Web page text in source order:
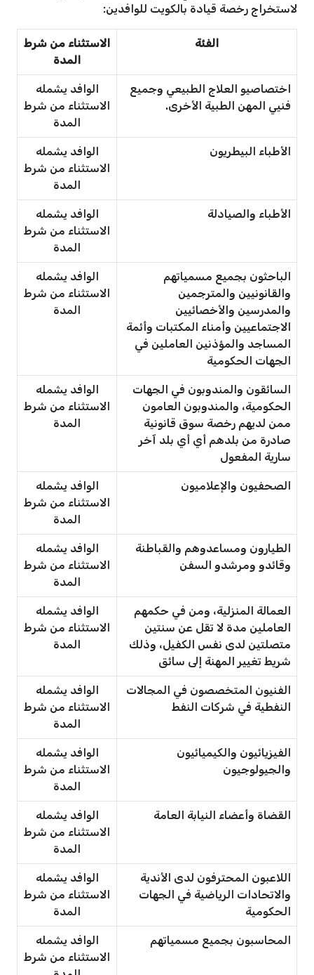
لاستخراج رخصة قيادة بالكويت للوافدين:
الفئة
الاستثناء من شرط
المدة
اختصاصيو العلاج الطبيعي وجميع
فنيي المهن الطبية الأخرى.
الوافد يشمله
الاستثناء من شرط
المدة
الأطباء البيطريون
الوافد يشمله
الاستثناء من شرط
المدة
الأطباء والصيادلة
الوافد يشمله
الاستثناء من شرط
المدة
الباحثون بجميع مسمياتهم
والقانونيين والمترجمين
والمدرسين والأخصائيين
الاجتماعيين وأمناء المكتبات وأئمة
المساجد والمؤذنين العاملين في
الجهات الحكومية
الوافد يشمله
الاستثناء من شرط
المدة
السائقون والمندوبون في الجهات
الحكومية، والمندوبون العامون
ممن لديهم رخصة سوق قانونية
صادرة من بلدهم أي أي بلد آخر
سارية المفعول
الوافد يشمله
الاستثناء من شرط
المدة
الصحفيون والإعلاميون
الوافد يشمله
الاستثناء من شرط
المدة
الطيارون ومساعدوهم والقباطنة
وقائدو ومرشدو السفن
الوافد يشمله
الاستثناء من شرط
المدة
العمالة المنزلية، ومن في حكمهم
العاملين مدة لا تقل عن سنتين
متصلتين لدى نفس الكفيل، وذلك
شريط تغيير المهنة إلى سائق
الوافد يشمله
الاستثناء من شرط
المدة
الفنيون المتخصصون في المجالات
النفطية في شركات النفط
الوافد يشمله
الاستثناء من شرط
المدة
الفيزيائيون والكيميائيون
والجيولوجيون
الوافد يشمله
الاستثناء من شرط
المدة
القضاة وأعضاء النيابة العامة
الوافد يشمله
الاستثناء من شرط
المدة
اللاعبون المحترفون لدى الأندية
والاتحادات الرياضية في الجهات
الحكومية
الوافد يشمله
الاستثناء من شرط
المدة
المحاسبون بجميع مسمياتهم
الوافد يشمله
الاستثناء من شرط